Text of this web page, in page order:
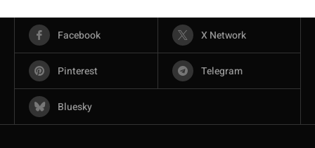
Facebook X Network
Pinterest Telegram
Bluesky